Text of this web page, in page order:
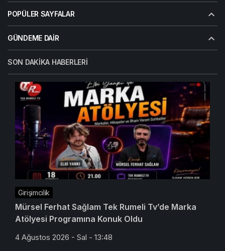
POPÜLER SAYFALAR
GÜNDEME DAIR
SON DAKIKA HABERLERI
Girişimcilik
Mürsel Ferhat Sağlam Tek Rumeli Tv’de Marka
Atölyesi Programına Konuk Oldu
4 Ağustos 2026 - Sal - 13:48